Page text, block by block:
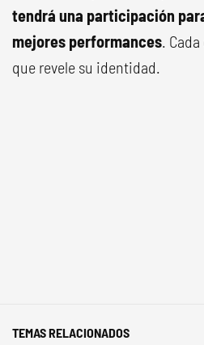
tendrá una participación
mejores performances.
que revele su identidad.
TEMAS RELACIONADOS